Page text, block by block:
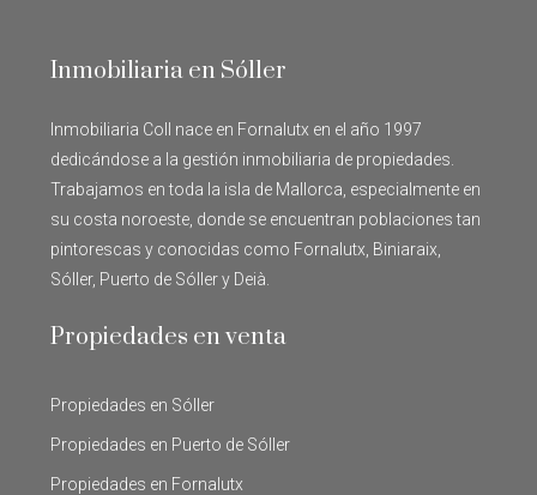
Inmobiliaria en Sóller
Inmobiliaria Coll nace en Fornalutx en el año 1997
dedicándose a la gestión inmobiliaria de propiedades.
Trabajamos en toda la isla de Mallorca, especialmente en
su costa noroeste, donde se encuentran poblaciones tan
pintorescas y conocidas como Fornalutx, Biniaraix,
Sóller, Puerto de Sóller y Deià.
Propiedades en venta
Propiedades en Sóller
Propiedades en Puerto de Sóller
Propiedades en Fornalutx